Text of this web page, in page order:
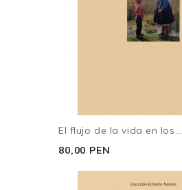
El flujo de la vida en los...
80,00 PEN